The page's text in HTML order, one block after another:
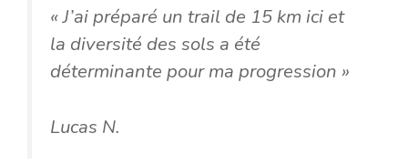
« J’ai préparé un trail de 15 km ici et
la diversité des sols a été
déterminante pour ma progression »
Lucas N.